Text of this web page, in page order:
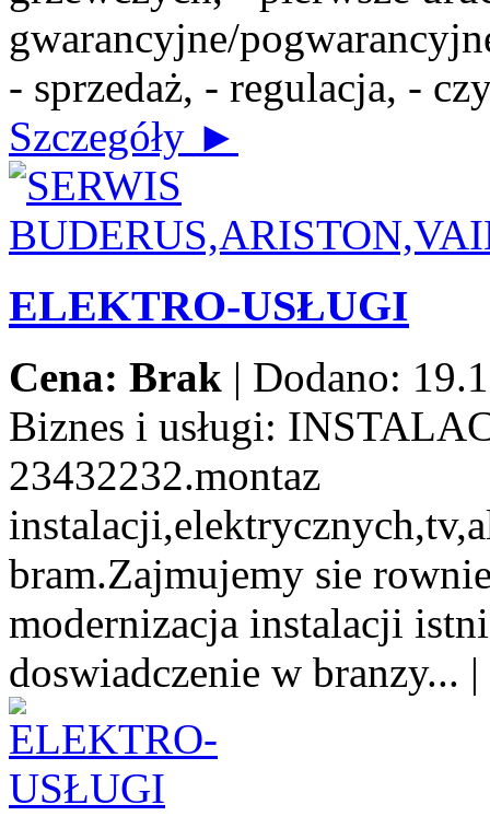
gwarancyjne/
- sprzedaż, - regulacja, -
Szczegóły ►
ELEKTRO-USŁUGI
Cena: Brak | Dodano:
Biznes i usługi:
23432232.montaz
bram.Zajmujemy sie
modernizacja instalacji
doswiadczenie w branzy... |